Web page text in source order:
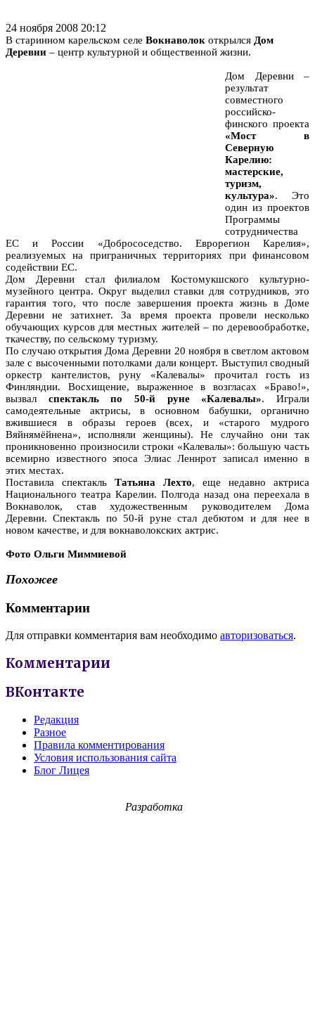
24 ноября 2008 20:12
В старинном карельском селе Вокнаволок открылся Дом
Деревни – центр культурной и общественной жизни.
Дом Деревни –
результат
совместного
российско-
финского проекта
«Мост в
Северную
Карелию:
мастерские,
туризм,
культура». Это
один из проектов
Программы
сотрудничества
ЕС и России «Добрососедство. Еврорегион Карелия»,
реализуемых на приграничных территориях при финансовом
содействии ЕС.
Дом Деревни стал филиалом Костомукшского культурно-
музейного центра. Округ выделил ставки для сотрудников, это
гарантия того, что после завершения проекта жизнь в Доме
Деревни не затихнет. За время проекта провели несколько
обучающих курсов для местных жителей – по деревообработке,
ткачеству, по сельскому туризму.
По случаю открытия Дома Деревни 20 ноября в светлом актовом
зале с высоченными потолками дали концерт. Выступил сводный
оркестр кантелистов, руну «Калевалы» прочитал гость из
Финляндии. Восхищение, выраженное в возгласах «Браво!»,
вызвал спектакль по 50-й руне «Калевалы». Играли
самодеятельные актрисы, в основном бабушки, органично
вжившиеся в образы героев (всех, и «старого мудрого
Вяйнямёйнена», исполняли женщины). Не случайно они так
проникновенно произносили строки «Калевалы»: большую часть
всемирно известного эпоса Элиас Леннрот записал именно в
этих местах.
Поставила спектакль Татьяна Лехто, еще недавно актриса
Национального театра Карелии. Полгода назад она переехала в
Вокнаволок, став художественным руководителем Дома
Деревни. Спектакль по 50-й руне стал дебютом и для нее в
новом качестве, и для вокнаволокских актрис.
Фото Ольги Миммиевой
Похожее
Комментарии
Для отправки комментария вам необходимо авторизоваться.
Комментарии
ВКонтакте
Редакция
Разное
Правила комментирования
Условия использования сайта
Блог Лицея
Разработка